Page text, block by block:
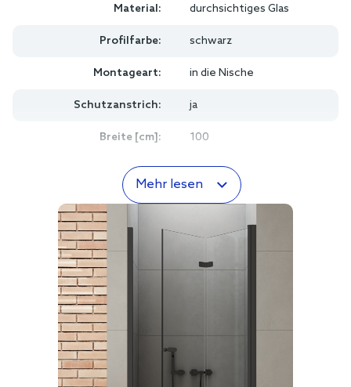
Material: durchsichtiges Glas
Profilfarbe: schwarz
Montageart: in die Nische
Schutzanstrich: ja
Breite [cm]: 100
Mehr lesen